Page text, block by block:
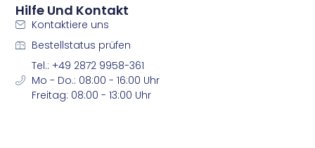
Hilfe Und Kontakt
Kontaktiere uns
Bestellstatus prüfen
Tel.: +49 2872 9958-361
Mo - Do.: 08:00 - 16:00 Uhr
Freitag: 08:00 - 13:00 Uhr